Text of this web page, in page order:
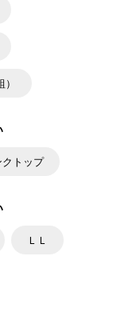
クトップ
ＬＬ